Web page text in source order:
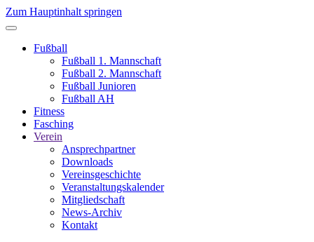
Zum Hauptinhalt springen
Fußball
Fußball 1. Mannschaft
Fußball 2. Mannschaft
Fußball Junioren
Fußball AH
Fitness
Fasching
Verein
Ansprechpartner
Downloads
Vereinsgeschichte
Veranstaltungskalender
Mitgliedschaft
News-Archiv
Kontakt